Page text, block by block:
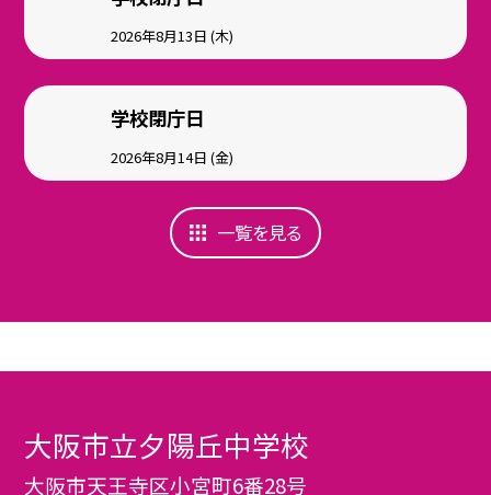
2026年8月13日 (木)
学校閉庁日
2026年8月14日 (金)
一覧を見る
大阪市立夕陽丘中学校
大阪市天王寺区小宮町6番28号